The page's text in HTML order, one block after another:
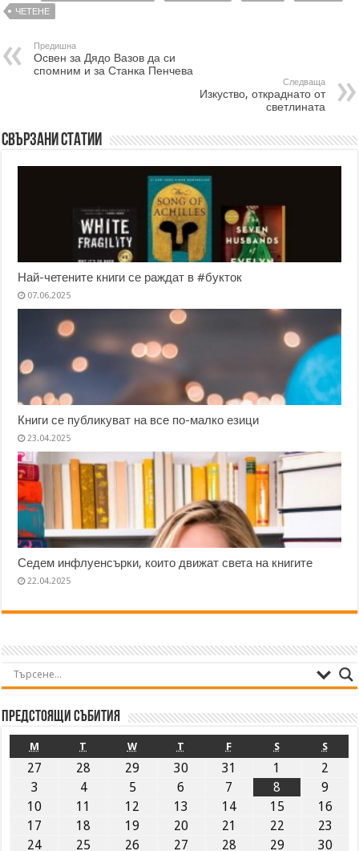
ЧЕТЕНЕ
Предишна
Освен за Дядо Вазов да си
спомним и за Станка Пенчева
Следваща
Изкуство, откраднато от
светлината
Свързани статии
Най-четените книги се раждат в #букток
07.06.2025
Книги се публикуват на все по-малко езици
23.04.2025
Седем инфлуенсърки, които движат света на книгите
22.04.2025
Предстоящи събития
M T W T F S S
27 28 29 30 31 1
2
3
4 5 6 7 8
9
10
11 12 13 14 15
16
17
18 19 20 21 22
23
24
25 26 27 28 29 30